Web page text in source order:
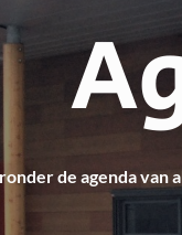
de agenda van